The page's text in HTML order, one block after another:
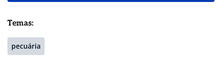
Temas:
pecuária